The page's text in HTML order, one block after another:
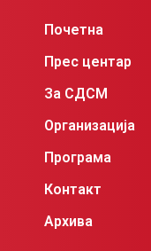
Почетна
Прес центар
За СДСМ
Организација
Програма
Контакт
Архива